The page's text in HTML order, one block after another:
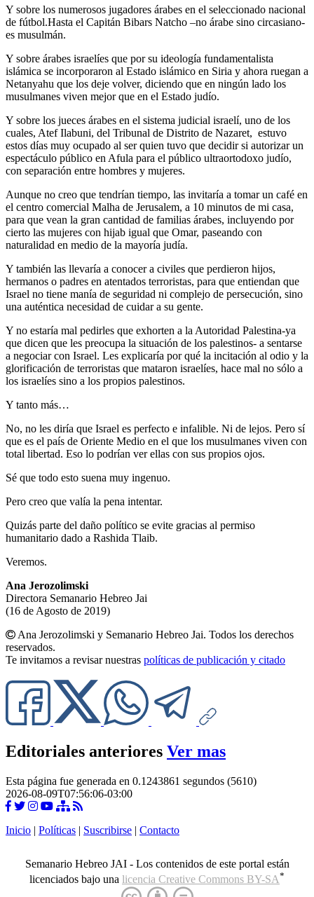
Y sobre los numerosos jugadores árabes en el seleccionado nacional
de fútbol.Hasta el Capitán Bibars Natcho –no árabe sino circasiano-
es musulmán.
Y sobre árabes israelíes que por su ideología fundamentalista
islámica se incorporaron al Estado islámico en Siria y ahora ruegan a
Netanyahu que los deje volver, diciendo que en ningún lado los
musulmanes viven mejor que en el Estado judío.
Y sobre los jueces árabes en el sistema judicial israelí, uno de los
cuales, Atef Ilabuni, del Tribunal de Distrito de Nazaret, estuvo
estos días muy ocupado al ser quien tuvo que decidir si autorizar un
espectáculo público en Afula para el público ultraortodoxo judío,
con separación entre hombres y mujeres.
Aunque no creo que tendrían tiempo, las invitaría a tomar un café en
el centro comercial Malha de Jerusalem, a 10 minutos de mi casa,
para que vean la gran cantidad de familias árabes, incluyendo por
cierto las mujeres con hijab igual que Omar, paseando con
naturalidad en medio de la mayoría judía.
Y también las llevaría a conocer a civiles que perdieron hijos,
hermanos o padres en atentados terroristas, para que entiendan que
Israel no tiene manía de seguridad ni complejo de persecución, sino
una auténtica necesidad de cuidar a su gente.
Y no estaría mal pedirles que exhorten a la Autoridad Palestina-ya
que dicen que les preocupa la situación de los palestinos- a sentarse
a negociar con Israel. Les explicaría por qué la incitación al odio y la
glorificación de terroristas que mataron israelíes, hace mal no sólo a
los israelíes sino a los propios palestinos.
Y tanto más…
No, no les diría que Israel es perfecto e infalible. Ni de lejos. Pero sí
que es el país de Oriente Medio en el que los musulmanes viven con
total libertad. Eso lo podrían ver ellas con sus propios ojos.
Sé que todo esto suena muy ingenuo.
Pero creo que valía la pena intentar.
Quizás parte del daño político se evite gracias al permiso
humanitario dado a Rashida Tlaib.
Veremos.
Ana Jerozolimski
Directora Semanario Hebreo Jai
(16 de Agosto de 2019)
Ana Jerozolimski y Semanario Hebreo Jai. Todos los derechos
reservados.
Te invitamos a revisar nuestras políticas de publicación y citado
Editoriales anteriores Ver mas
Esta página fue generada en 0.1243861 segundos (5610)
2026-08-09T07:56:06-03:00
Inicio | Políticas | Suscribirse | Contacto
Semanario Hebreo JAI - Los contenidos de este portal están
licenciados bajo una licencia Creative Commons BY-SA*